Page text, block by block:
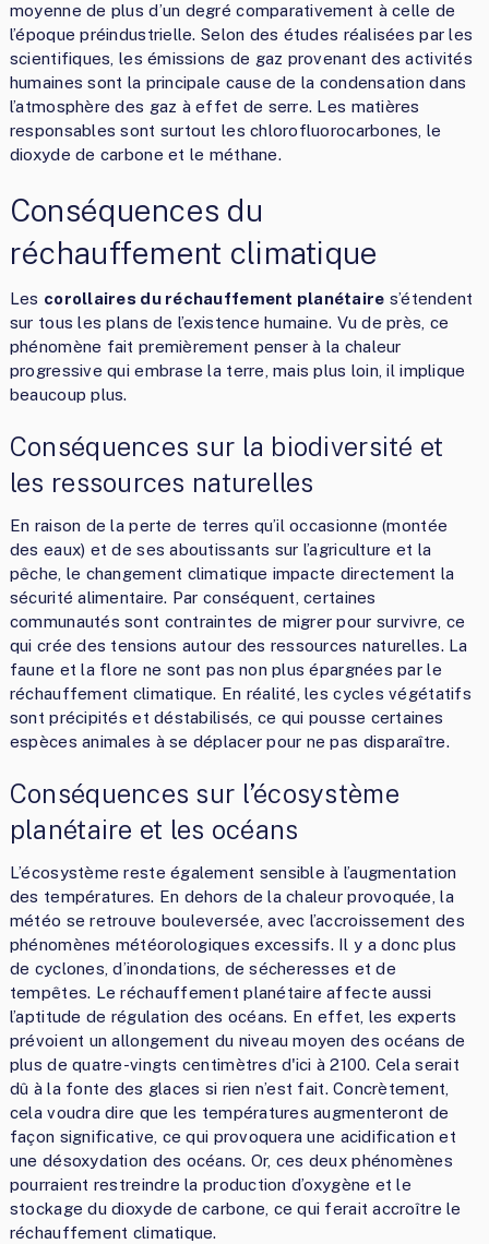
moyenne de plus d’un degré comparativement à celle de
l’époque préindustrielle. Selon des études réalisées par les
scientifiques, les émissions de gaz provenant des activités
humaines sont la principale cause de la condensation dans
l’atmosphère des gaz à effet de serre. Les matières
responsables sont surtout les chlorofluorocarbones, le
dioxyde de carbone et le méthane.
Conséquences du
réchauffement climatique
Les corollaires du réchauffement planétaire s’étendent
sur tous les plans de l’existence humaine. Vu de près, ce
phénomène fait premièrement penser à la chaleur
progressive qui embrase la terre, mais plus loin, il implique
beaucoup plus.
Conséquences sur la biodiversité et
les ressources naturelles
En raison de la perte de terres qu’il occasionne (montée
des eaux) et de ses aboutissants sur l’agriculture et la
pêche, le changement climatique impacte directement la
sécurité alimentaire. Par conséquent, certaines
communautés sont contraintes de migrer pour survivre, ce
qui crée des tensions autour des ressources naturelles. La
faune et la flore ne sont pas non plus épargnées par le
réchauffement climatique. En réalité, les cycles végétatifs
sont précipités et déstabilisés, ce qui pousse certaines
espèces animales à se déplacer pour ne pas disparaître.
Conséquences sur l’écosystème
planétaire et les océans
L’écosystème reste également sensible à l’augmentation
des températures. En dehors de la chaleur provoquée, la
météo se retrouve bouleversée, avec l’accroissement des
phénomènes météorologiques excessifs. Il y a donc plus
de cyclones, d’inondations, de sécheresses et de
tempêtes. Le réchauffement planétaire affecte aussi
l’aptitude de régulation des océans. En effet, les experts
prévoient un allongement du niveau moyen des océans de
plus de quatre-vingts centimètres d'ici à 2100. Cela serait
dû à la fonte des glaces si rien n’est fait. Concrètement,
cela voudra dire que les températures augmenteront de
façon significative, ce qui provoquera une acidification et
une désoxydation des océans. Or, ces deux phénomènes
pourraient restreindre la production d’oxygène et le
stockage du dioxyde de carbone, ce qui ferait accroître le
réchauffement climatique.